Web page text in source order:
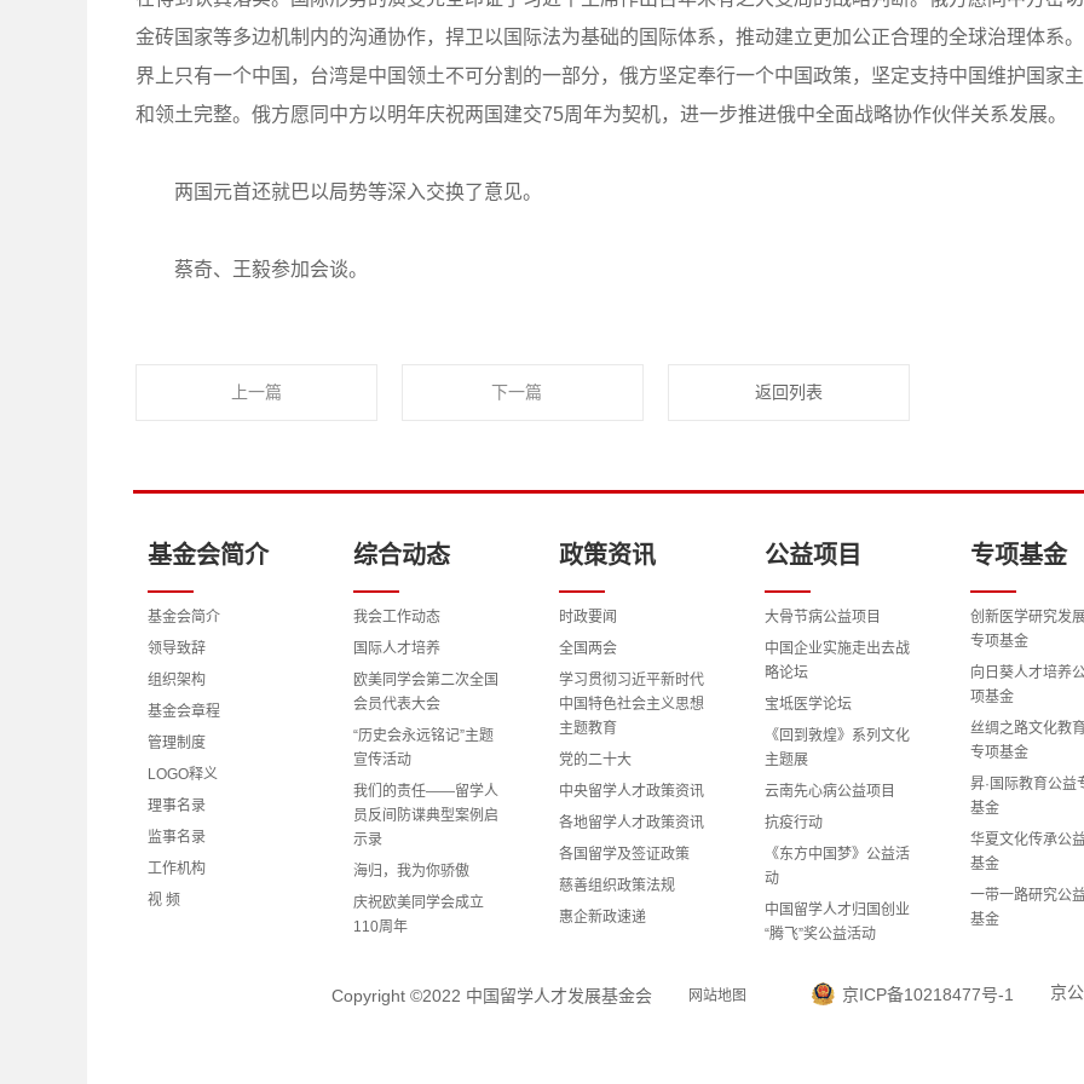
金砖国家等多边机制内的沟通协作，捍卫以国际法为基础的国际体系，推动建立更加公正合理的全球治理体系
界上只有一个中国，台湾是中国领土不可分割的一部分，俄方坚定奉行一个中国政策，坚定支持中国维护国家
和领土完整。俄方愿同中方以明年庆祝两国建交75周年为契机，进一步推进俄中全面战略协作伙伴关系发展。
两国元首还就巴以局势等深入交换了意见。
蔡奇、王毅参加会谈。
上一篇 下一篇 返回列表
基金会简介
基金会简介
领导致辞
组织架构
基金会章程
管理制度
LOGO释义
理事名录
监事名录
工作机构
视 频
综合动态
我会工作动态
国际人才培养
欧美同学会第二次全国
会员代表大会
“历史会永远铭记”主题
宣传活动
我们的责任——留学人
员反间防谍典型案例启
示录
海归，我为你骄傲
庆祝欧美同学会成立
110周年
体会
政策资讯
时政要闻
全国两会
学习贯彻习近平新时代
中国特色社会主义思想
主题教育
党的二十大
中央留学人才政策资讯
各地留学人才政策资讯
各国留学及签证政策
慈善组织政策法规
惠企新政速递
公益项目
大骨节病公益项目
中国企业实施走出去战
略论坛
宝坻医学论坛
《回到敦煌》系列文化
主题展
云南先心病公益项目
抗疫行动
《东方中国梦》公益活
动
中国留学人才归国创业
“腾飞”奖公益活动
报告公益活动
专项基金
创新医学研究发
专项基金
向日葵人才培养
项基金
丝绸之路文化教
专项基金
昇·国际教育公益
基金
华夏文化传承公
基金
一带一路研究公
基金
智慧能源与国际
Copyright ©2022 中国留学人才发展基金会 网站地图 京ICP备10218477号-1 京